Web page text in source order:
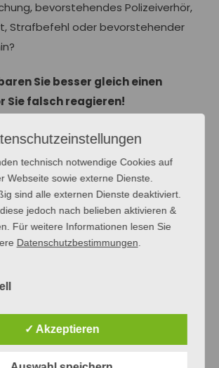
bevorstehendes Polizeiverhör,
Strafbefehl oder bevorstehender
Sie besser gleich einen
Sie falsch reagieren!
Ermittlungen drängen den
oftmals in die Enge, so dass dieser
neigt. Leider
die Betroffenen mit derartigen
meistens jedoch nur noch mehr!
inSexualstrafsachensind
Einzelfallleistungen und
technisch notwendige Cookies auf
Webseite sowie externe Dienste.
sind alle externen Dienste deaktiviert.
jedoch nach belieben aktivieren &
Für weitere Informationen lesen Sie
Datenschutzbestimmungen
✓ Akzeptieren